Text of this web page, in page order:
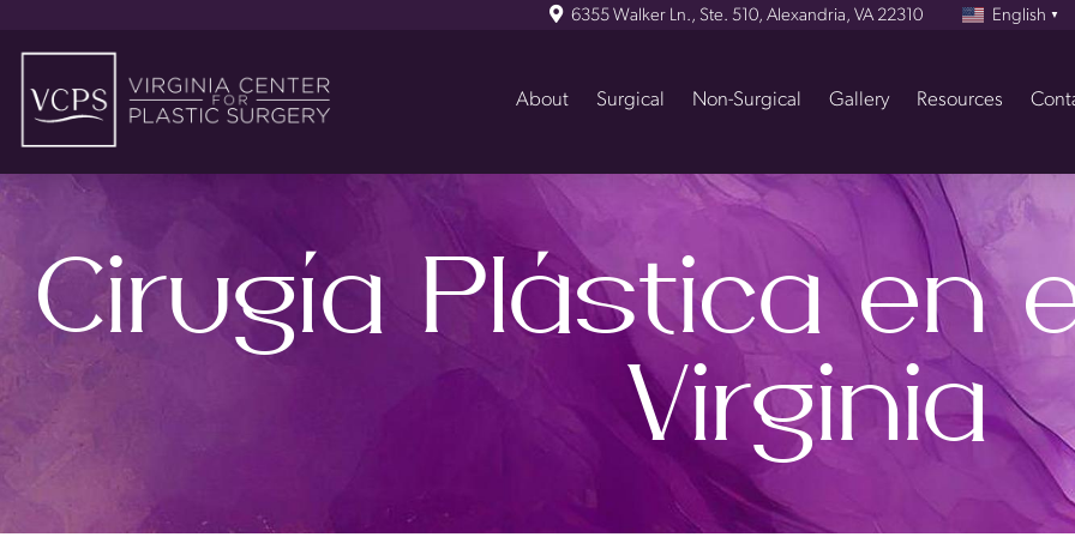
6355 Walker Ln., Ste. 510, Alexandria, VA 22310 English ▼
About Surgical Non-Surgical Gallery Resources
Cirugía Plástica en
Virginia